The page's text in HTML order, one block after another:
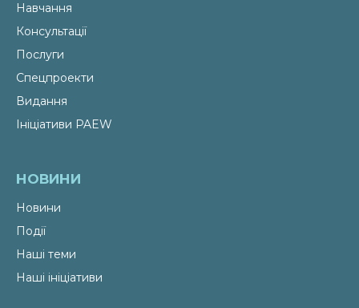
Навчання
Консультації
Послуги
Спецпроекти
Видання
Ініціативи PAEW
НОВИНИ
Новини
Події
Наші теми
Наші ініціативи